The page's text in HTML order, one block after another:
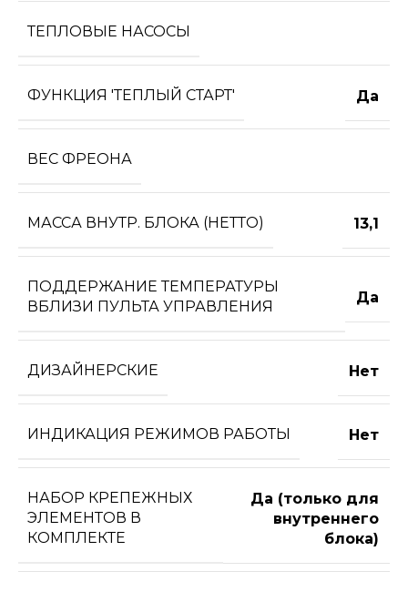
ТЕПЛОВЫЕ НАСОСЫ
ФУНКЦИЯ 'ТЕПЛЫЙ СТАРТ' Да
ВЕС ФРЕОНА
МАССА ВНУТР. БЛОКА (НЕТТО) 13,1
ПОДДЕРЖАНИЕ ТЕМПЕРАТУРЫ
ВБЛИЗИ ПУЛЬТА УПРАВЛЕНИЯ
Да
ДИЗАЙНЕРСКИЕ Нет
ИНДИКАЦИЯ РЕЖИМОВ РАБОТЫ Нет
НАБОР КРЕПЕЖНЫХ
ЭЛЕМЕНТОВ В
КОМПЛЕКТЕ
Да (только для
внутреннего
блока)